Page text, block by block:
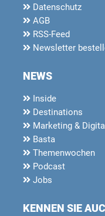
Datenschutz
AGB
RSS-Feed
Newsletter
NEWS
Inside
Destinations
Marketing &
Basta
Themenwochen
Podcast
Jobs
KENNEN SIE